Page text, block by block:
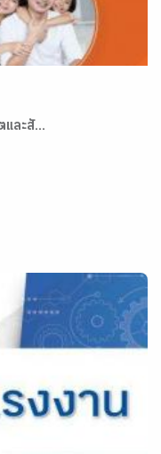
ละสั...